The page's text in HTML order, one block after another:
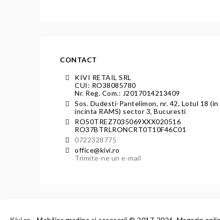
CONTACT
KIVI RETAIL SRL
CUI: RO38085780
Nr. Reg. Com.: J2017014213409
Sos. Dudesti-Pantelimon, nr. 42, Lotul 18 (in
incinta RAMS) sector 3, Bucuresti
RO50TREZ7035069XXX020516
RO37BTRLRONCRT0T10F46C01
0722328775
office@kivi.ro
Trimite-ne un e-mail